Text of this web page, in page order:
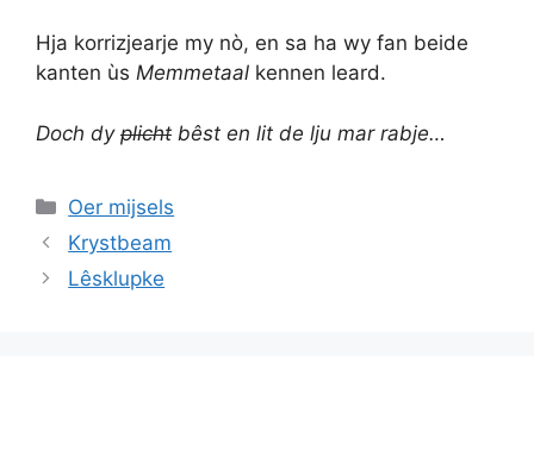
Hja korrizjearje my nò, en sa ha wy fan beide
kanten ùs Memmetaal kennen leard.
Doch dy plicht bêst en lit de lju mar rabje…
Categories
Oer mijsels
Krystbeam
Lêsklupke